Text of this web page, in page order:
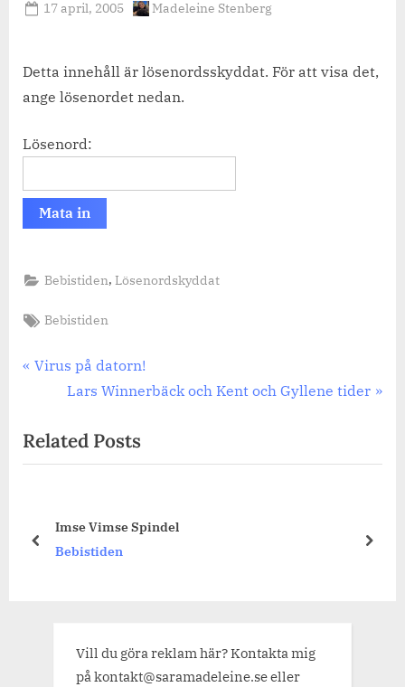
Posted
17 april, 2005 By
Madeleine Stenberg
Detta innehåll är lösenordsskyddat. För att visa det,
ange lösenordet nedan.
Lösenord:
Bebistiden,Lösenordskyddat
Tags:
Bebistiden
Inläggsnavigering
Previous
Virus på datorn!
Next
Lars Winnerbäck och Kent och Gyllene tider
Related Posts
Imse Vimse Spindel
Bebistiden
prev next
Vill du göra reklam här? Kontakta mig
på kontakt@saramadeleine.se eller